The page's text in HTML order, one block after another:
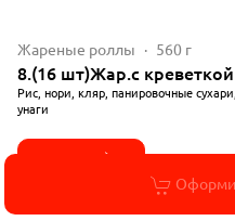
Жареные роллы 560 г
8.(16 шт)Жар.с креветкой
Рис, нори, кляр, панировочные
унаги